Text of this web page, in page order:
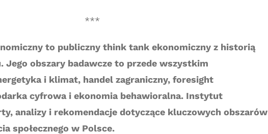
***
to publiczny think tank ekonomiczny z historią
Jego obszary badawcze to przede wszystkim
i klimat, handel zagraniczny, foresight
cyfrowa i ekonomia behawioralna. Instytut
analizy i rekomendacje dotyczące kluczowych obszarów
społecznego w Polsce.